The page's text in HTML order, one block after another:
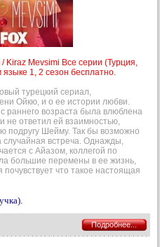
Kiraz Mevsimi Все серии (Турция,
1, 2 сезон бесплатно.
турецкий сериал,
Ойкю, и о ее истории любви.
раннего возраста была влюблена
не ответил ей взаимностью,
подругу Шейму. Так бы возможно
встреча. Однажды,
с Айазом, коллегой по
большие перемены в ее жизнь,
что такое настоящая
Подробнее...